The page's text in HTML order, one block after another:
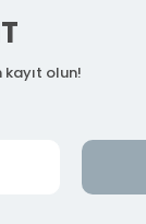
olun!